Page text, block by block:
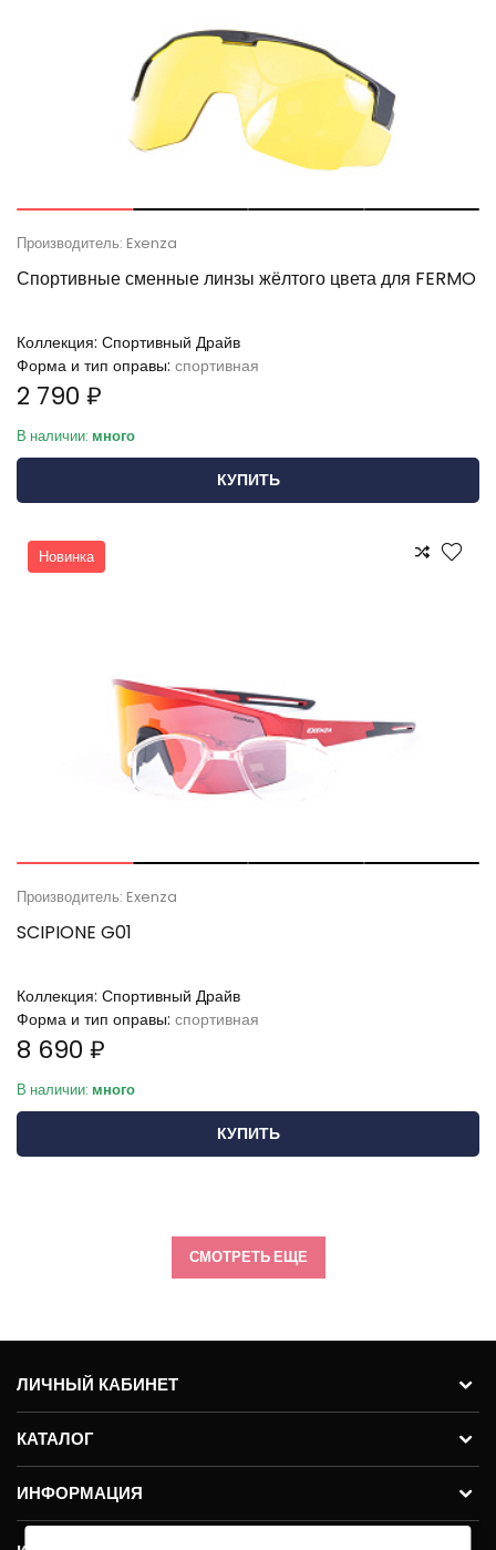
Производитель: Exenza
Спортивные сменные линзы жёлтого цвета для FERMO
Коллекция: Спортивный Драйв
Форма и тип оправы: спортивная
2 790 ₽
В наличии: много
КУПИТЬ
Новинка
Производитель: Exenza
SCIPIONE G01
Коллекция: Спортивный Драйв
Форма и тип оправы: спортивная
8 690 ₽
В наличии: много
КУПИТЬ
СМОТРЕТЬ ЕЩЕ
ЛИЧНЫЙ КАБИНЕТ
КАТАЛОГ
ИНФОРМАЦИЯ